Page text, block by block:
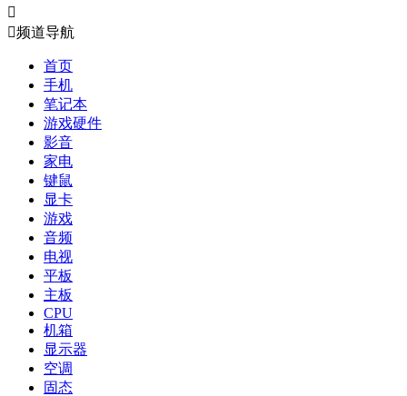

频道导航
首页
手机
笔记本
游戏硬件
影音
家电
键鼠
显卡
游戏
音频
电视
平板
主板
CPU
机箱
显示器
空调
固态